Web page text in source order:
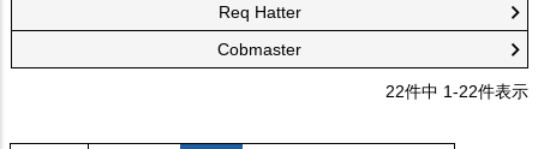
Req Hatter
Cobmaster
22件中 1-22件表示